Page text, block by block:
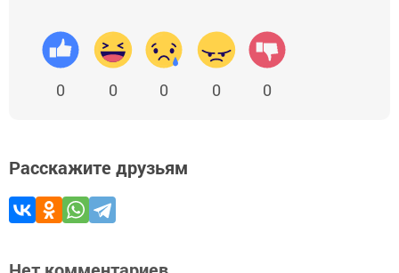
0 0 0 0 0
Расскажите друзьям